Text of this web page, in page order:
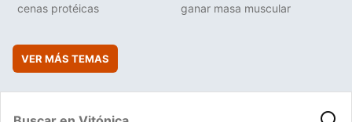
cenas protéicas ganar masa muscular
VER MÁS TEMAS